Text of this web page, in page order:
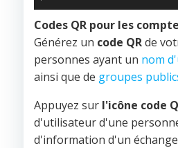
Codes QR pour les
Générez un code QRde
personnes ayant un nom
ainsi que de groupes
Appuyez sur l'icône code
d'utilisateur d'une
d'information d'un